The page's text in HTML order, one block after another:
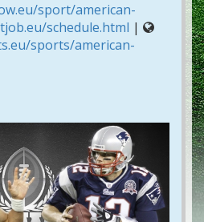
sport/american-
schedule.html |
sports/american-